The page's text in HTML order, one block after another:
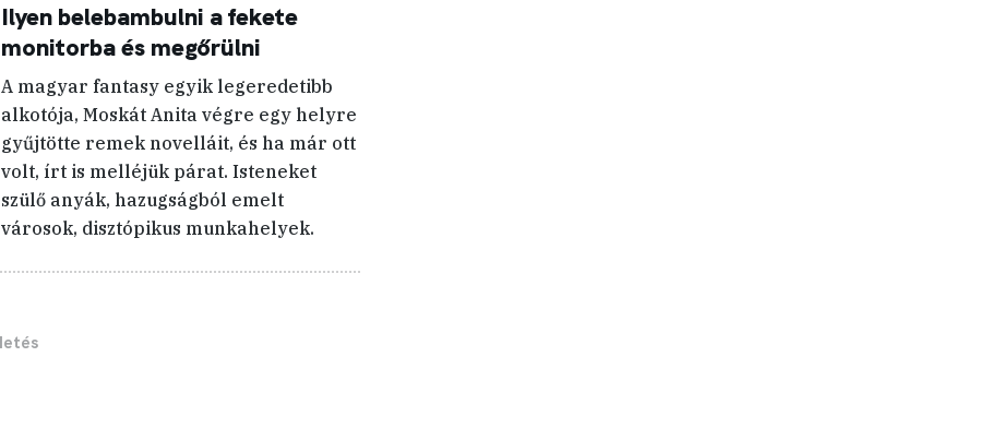
Ilyen belebambulni a fekete
monitorba és megőrülni
A magyar fantasy egyik legeredetibb
alkotója, Moskát Anita végre egy helyre
gyűjtötte remek novelláit, és ha már ott
volt, írt is melléjük párat. Isteneket
szülő anyák, hazugságból emelt
városok, disztópikus munkahelyek.